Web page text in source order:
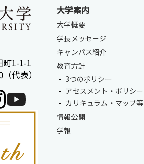
1-1-1
代表）
大学案内
大学概要
学長メッセージ
キャンパス紹介
教育方針
3つのポリシー
アセスメント・ポリシー
カリキュラム・マップ等
情報公開
学報